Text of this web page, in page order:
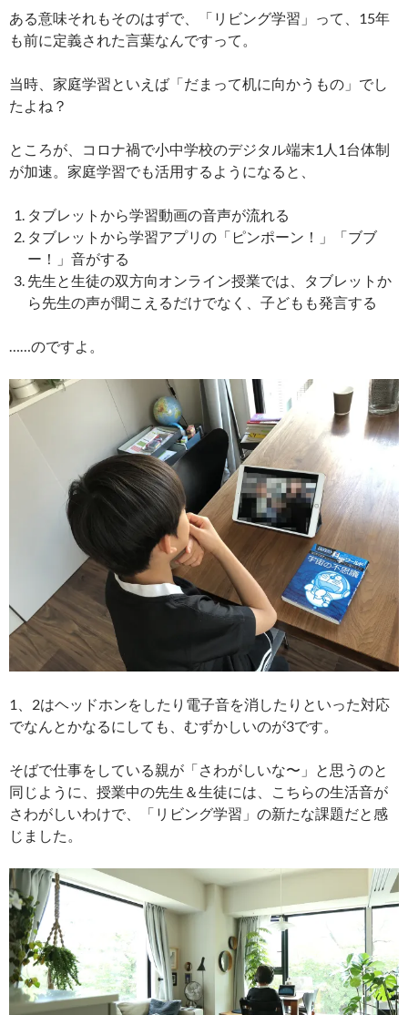
ある意味それもそのはずで、「リビング学習」って、15年
も前に定義された言葉なんですって。
当時、家庭学習といえば「だまって机に向かうもの」でし
たよね？
ところが、コロナ禍で小中学校のデジタル端末1人1台体制
が加速。家庭学習でも活用するようになると、
タブレットから学習動画の音声が流れる
タブレットから学習アプリの「ピンポーン！」「ブブ
ー！」音がする
先生と生徒の双方向オンライン授業では、タブレットか
ら先生の声が聞こえるだけでなく、子どもも発言する
……のですよ。
1、2はヘッドホンをしたり電子音を消したりといった対応
でなんとかなるにしても、むずかしいのが3です。
そばで仕事をしている親が「さわがしいな〜」と思うのと
同じように、授業中の先生＆生徒には、こちらの生活音が
さわがしいわけで、「リビング学習」の新たな課題だと感
じました。